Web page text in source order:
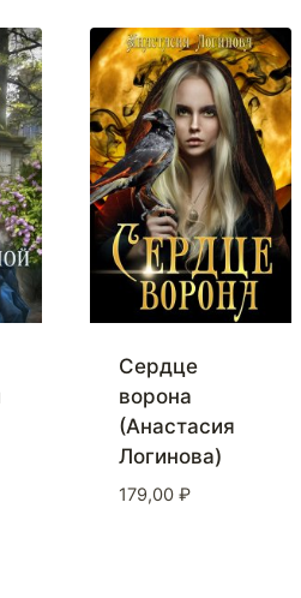
Сердце
ворона
(Анастасия
Логинова)
179,00 ₽